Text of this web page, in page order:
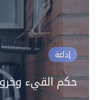
إذاعة
حكم القيء